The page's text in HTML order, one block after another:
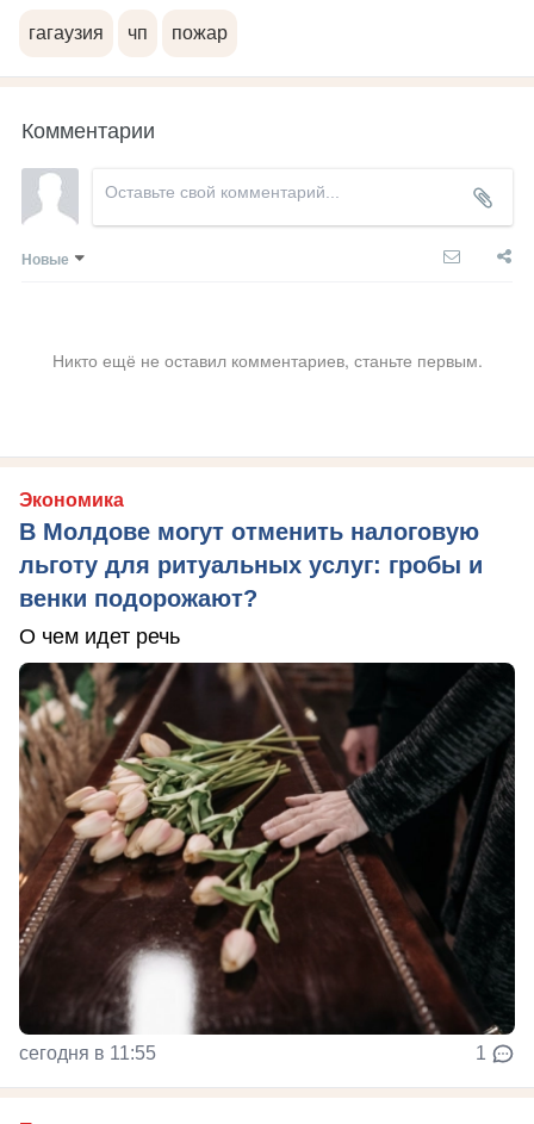
гагаузия чп пожар
Комментарии
Новые
Никто ещё не оставил комментариев, станьте первым.
Экономика
В Молдове могут отменить налоговую
льготу для ритуальных услуг: гробы и
венки подорожают?
О чем идет речь
сегодня в 11:55 1